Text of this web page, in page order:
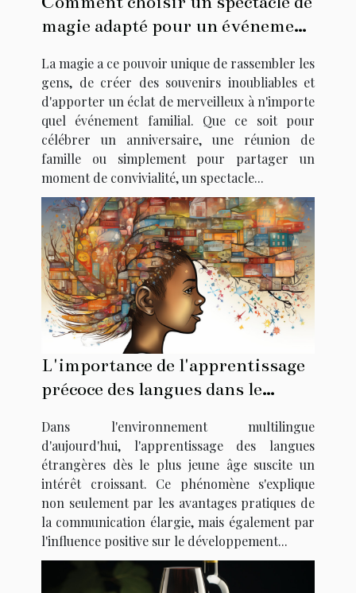
magie adapté pour un événement
La magie a ce pouvoir unique de rassembler les
gens, de créer des souvenirs inoubliables et
d'apporter un éclat de merveilleux à n'importe
quel événement familial. Que ce soit pour
célébrer un anniversaire, une réunion de
famille ou simplement pour partager un
moment de convivialité, un spectacle...
L'importance de l'apprentissage
précoce des langues dans le
enfants
Dans l'environnement multilingue
d'aujourd'hui, l'apprentissage des langues
étrangères dès le plus jeune âge suscite un
intérêt croissant. Ce phénomène s'explique
non seulement par les avantages pratiques de
la communication élargie, mais également par
l'influence positive sur le développement...